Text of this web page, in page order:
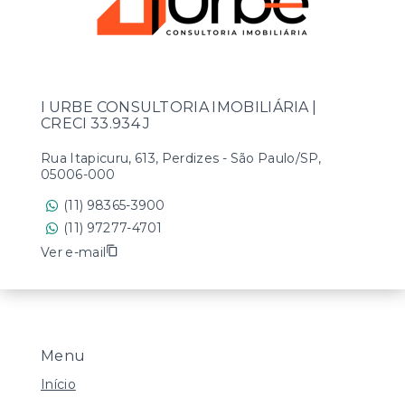
Menu
Início
I URBE CONSULTORIA IMOBILIÁRIA |
CRECI 33.934 J
Rua Itapicuru, 613, Perdizes - São Paulo/SP,
05006-000
(11) 98365-3900
(11) 97277-4701
Ver e-mail